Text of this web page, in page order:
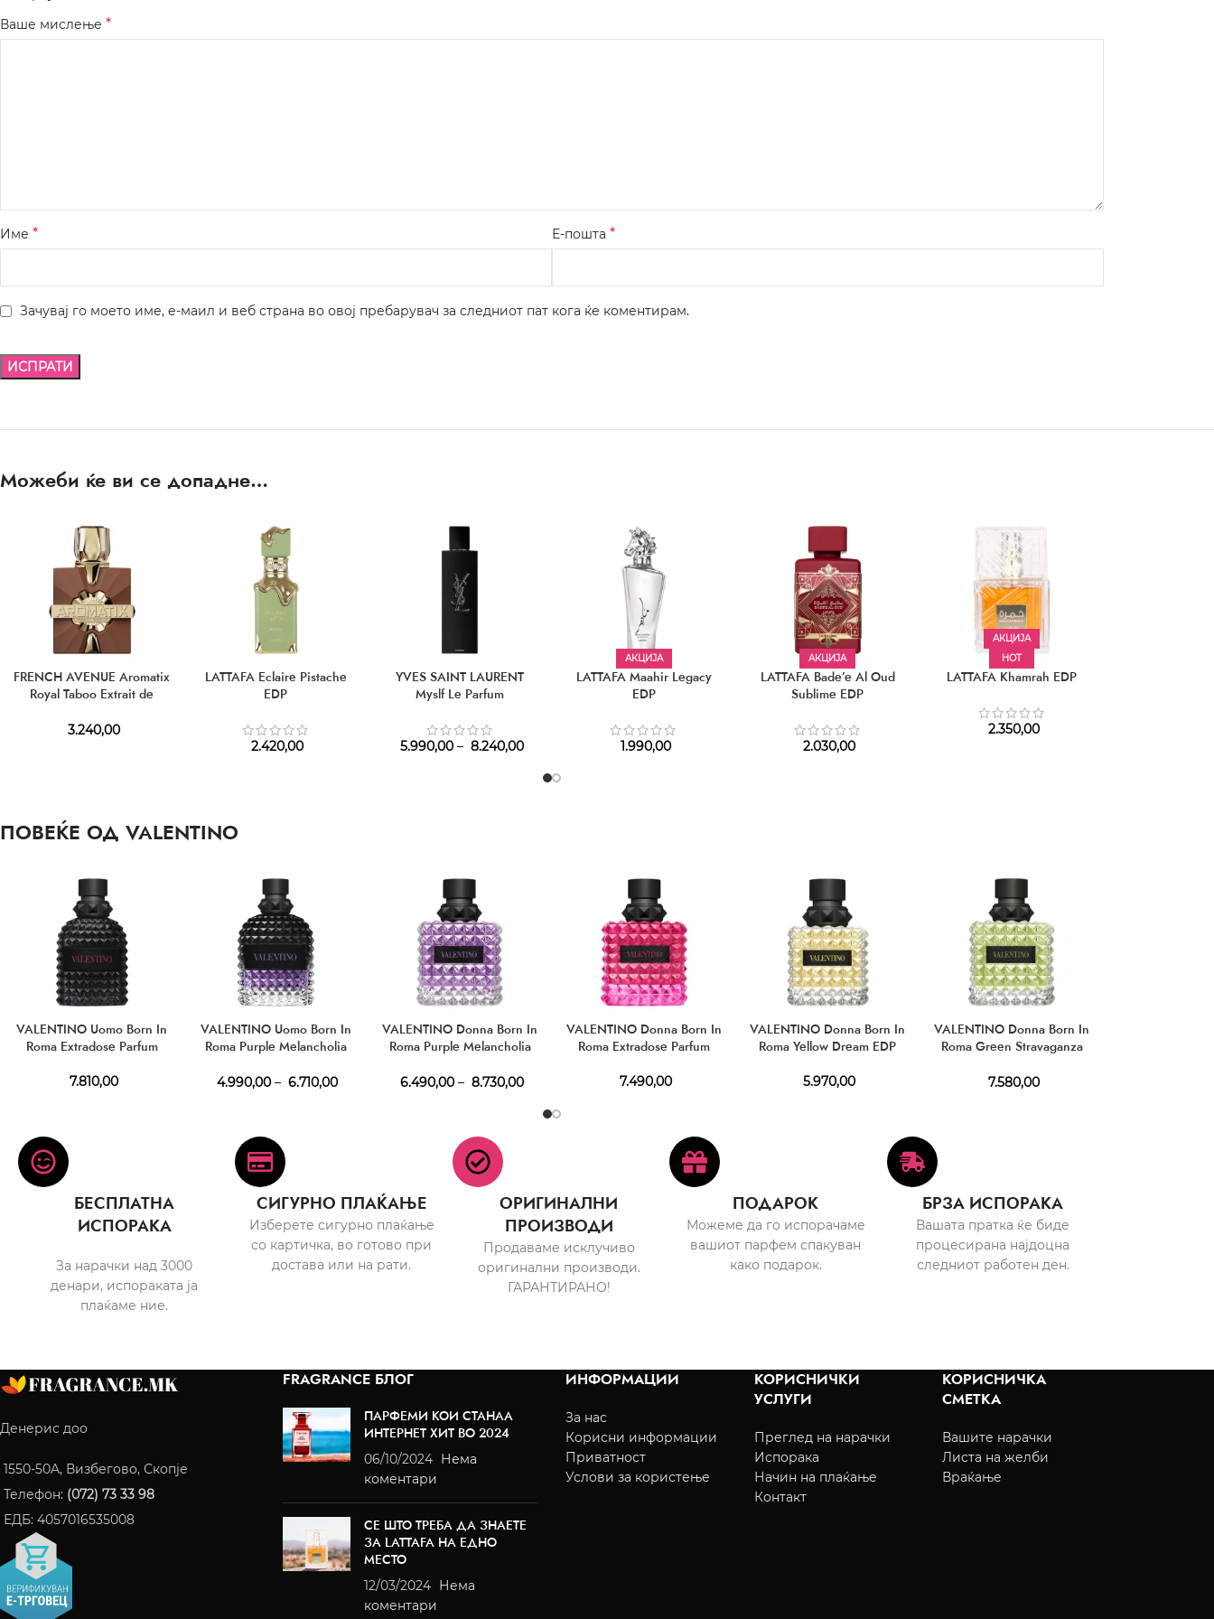
Ваше мислење *
Име * Е-пошта *
Зачувај го моето име, е-маил и веб страна во овој пребарувач за следниот пат кога ќе коментирам.
Можеби ќе ви се допадне…
FRENCH AVENUE Aromatix
Royal Taboo Extrait de
3.240,00
LATTAFA Eclaire Pistache
EDP
2.420,00
YVES SAINT LAURENT
Myslf Le Parfum
5.990,00 – 8.240,00
АКЦИЈА
LATTAFA Maahir Legacy
EDP
1.990,00
АКЦИЈА
LATTAFA Bade’e Al Oud
Sublime EDP
2.030,00
АКЦИЈА
HOT
LATTAFA Khamrah EDP
2.350,00
ПОВЕЌЕ ОД VALENTINO
VALENTINO Uomo Born In
Roma Extradose Parfum
7.810,00
VALENTINO Uomo Born In
Roma Purple Melancholia
4.990,00 – 6.710,00
VALENTINO Donna Born In
Roma Purple Melancholia
6.490,00 – 8.730,00
VALENTINO Donna Born In
Roma Extradose Parfum
7.490,00
VALENTINO Donna Born In
Roma Yellow Dream EDP
5.970,00
VALENTINO Donna Born In
Roma Green Stravaganza
7.580,00
БЕСПЛАТНА
ИСПОРАКА
За нарачки над 3000
денари, испораката ја
плаќаме ние.
СИГУРНО ПЛАЌАЊЕ
Изберете сигурно плаќање
со картичка, во готово при
достава или на рати.
ОРИГИНАЛНИ
ПРОИЗВОДИ
Продаваме исклучиво
оригинални производи.
ГАРАНТИРАНО!
ПОДАРОК
Можеме да го испорачаме
вашиот парфем спакуван
како подарок.
БРЗА ИСПОРАКА
Вашата пратка ќе биде
процесирана најдоцна
следниот работен ден.
Денерис доо
1550-50A, Визбегово, Скопје
Телефон: (072) 73 33 98
ЕДБ: 4057016535008
FRAGRANCE БЛОГ
ПАРФЕМИ КОИ СТАНАА
ИНТЕРНЕТ ХИТ ВО 2024
06/10/2024 Нема
коментари
СЕ ШТО ТРЕБА ДА ЗНАЕТЕ
ЗА LATTAFA НА ЕДНО
МЕСТО
12/03/2024 Нема
коментари
ИНФОРМАЦИИ
За нас
Корисни информации
Приватност
Услови за користење
КОРИСНИЧКИ
УСЛУГИ
Преглед на нарачки
Испорака
Начин на плаќање
Контакт
КОРИСНИЧКА
СМЕТКА
Вашите нарачки
Листа на желби
Враќање